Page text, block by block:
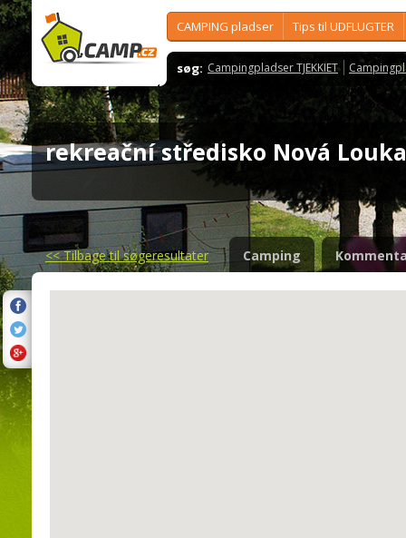
CAMPING pladser Tips til UDFLUGTER
søg: Campingpladser TJEKKIET
rekreační středisko Nová
<<Tilbage til søgeresultater Camping